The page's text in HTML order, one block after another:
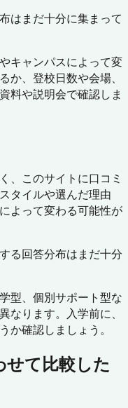
はまだ十分に集まって
キャンパスによって変
か、登校日数や会場、
料や説明会で確認しま
、このサイトに口コミ
タイルや選んだ理由
よって変わる可能性が
る回答分布はまだ十分
型、個別サポート型な
なります。入学前に、
か確認しましょう。
せて比較した